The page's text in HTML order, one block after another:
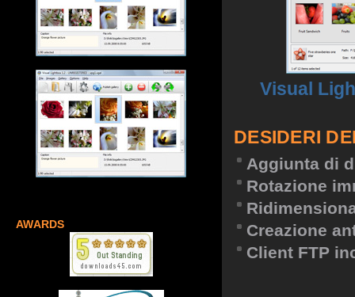
AWARDS
Visual
DESIDERI
Aggiunta di
Rotazione
Creazione
Client FTP